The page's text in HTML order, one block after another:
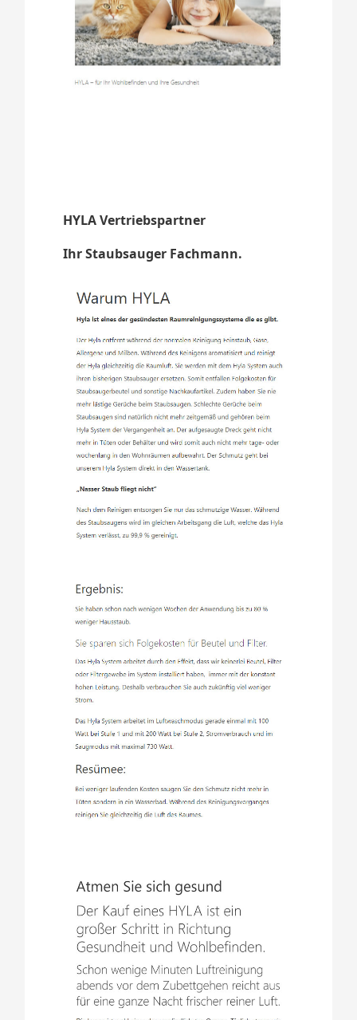
HYLA Vertriebspartner
Ihr Staubsauger Fachmann.